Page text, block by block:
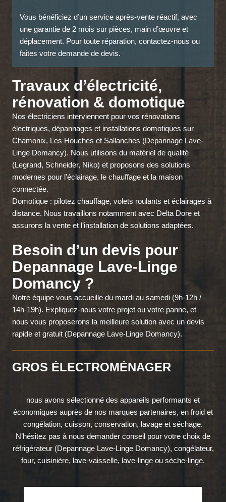
Vous bénéficiez d’un service après-vente réactif, avec
une garantie de 2 mois sur pièces, main d’œuvre et
déplacement. Pour toute réparation, contactez-nous ou
faites votre demande de devis.
Travaux d’électricité,
rénovation & domotique
Nos électriciens interviennent pour vos rénovations
électriques, dépannages et installations domotiques sur
Chamonix, Les Houches et Sallanches (Depannage Lave-
Linge Domancy). Nous utilisons du matériel de qualité
(Legrand, Schneider, Niko) et proposons des solutions
modernes pour l’éclairage, le chauffage et la maison
connectée.
Domotique : pilotez chauffage, volets roulants et éclairages à
distance. Nous travaillons notamment avec Delta Dore et
assurons la vente et l’installation de solutions adaptées.
Besoin d’un devis pour
Depannage Lave-Linge
Domancy ?
Notre équipe vous accueille du mardi au samedi (9h-12h /
14h-19h). Expliquez-nous votre projet ou votre panne, et
nous vous proposerons la meilleure solution avec un devis
rapide et gratuit (Depannage Lave-Linge Domancy).
GROS ÉLECTROMÉNAGER
nous avons sélectionné des appareils performants et
économiques auprès de nos marques partenaires, en froid et
congélation, cuisson, conservation, lavage et séchage.
N’hésitez pas à nous demander conseil pour votre choix de
réfrigérateur (Depannage Lave-Linge Domancy), congélateur,
four, cuisinière, lave-vaisselle, lave-linge ou sèche-linge.